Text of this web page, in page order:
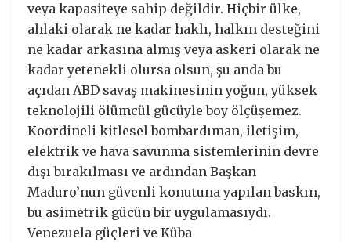
veya kapasiteye sahip değildir. Hiçbir ülke,
ahlaki olarak ne kadar haklı, halkın desteğini
ne kadar arkasına almış veya askeri olarak ne
kadar yetenekli olursa olsun, şu anda bu
açıdan ABD savaş makinesinin yoğun, yüksek
teknolojili ölümcül gücüyle boy ölçüşemez.
Koordineli kitlesel bombardıman, iletişim,
elektrik ve hava savunma sistemlerinin devre
dışı bırakılması ve ardından Başkan
Maduro’nun güvenli konutuna yapılan baskın,
bu asimetrik gücün bir uygulamasıydı.
Venezuela güçleri ve Küba